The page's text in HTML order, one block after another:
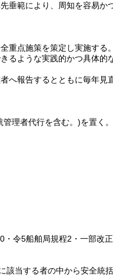
垂範により、周知を容易か
重点施策を策定し実施する。
るような実践的かつ具体的
へ報告するとともに毎年見
管理者代行を含む。)を置く。
令5船舶局規程2・一部改
該当する者の中から安全統